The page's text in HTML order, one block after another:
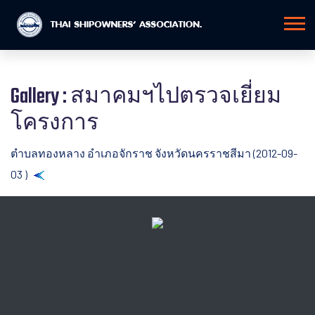
Gallery : สมาคมฯไปตรวจเยี่ยม
โครงการ
ตำบลทองหลาง อำเภอจักราช จังหวัดนครราชสีมา (2012-09-
03 )